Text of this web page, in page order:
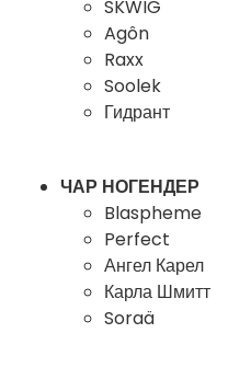
SKWIG
Agôn
Raxx
Soolek
Гидрант
ЧАР НОГЕНДЕР
Blaspheme
Perfect
Ангел Карел
Карла Шмитт
Soraä